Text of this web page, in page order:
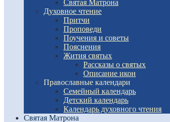
Святая Матрона
Духовное чтение
Притчи
Проповеди
Поучения и советы
Пояснения
Жития святых
Рассказы о святых
Описание икон
Православные календари
Семейный календарь
Детский календарь
Календарь духовного чтения
Святая Матрона